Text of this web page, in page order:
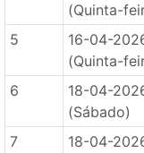
(Quinta-
5
16-04-
(Quinta-
6
18-04-
(Sábado)
7
18-04-